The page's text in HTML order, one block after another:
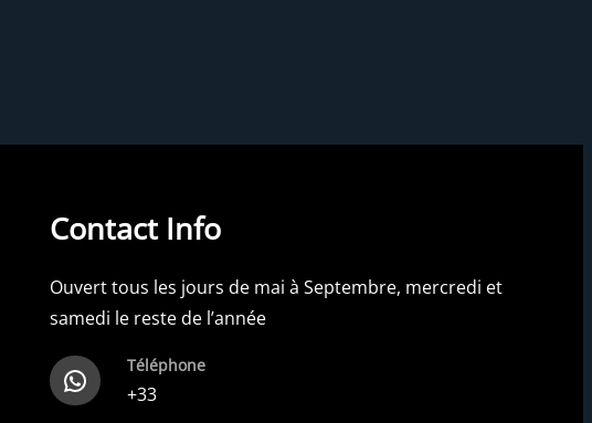
Contact Info
Ouvert tous les jours de mai à Septembre, mercredi et
samedi le reste de l’année
WhatsApp Téléphone
+33